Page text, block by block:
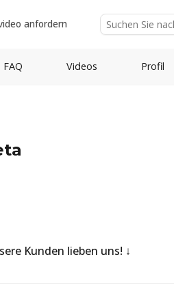
anfordern
FAQ Videos Profil
Kunden lieben uns!